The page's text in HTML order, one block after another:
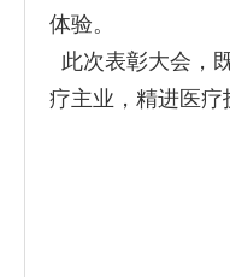
体验。
此次表彰大会，
疗主业，精进医